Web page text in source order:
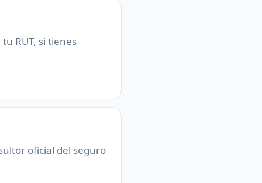
RUT, si tienes
oficial del seguro